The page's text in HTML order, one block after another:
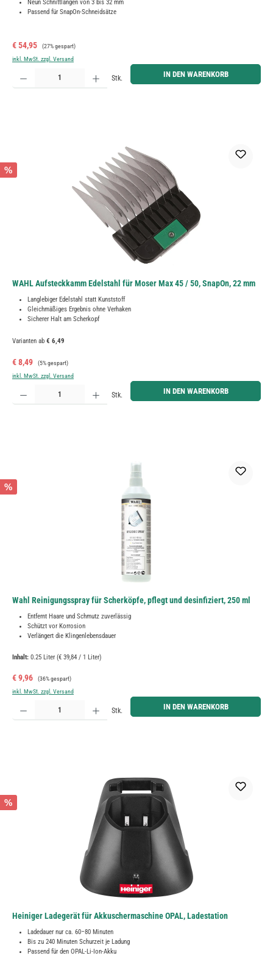
Neun Schnittlängen von 3 bis 32 mm
Passend für SnapOn-Schneidsätze
Verkaufspreis:
€ 54,95 Regulärer Preis:
(27% gespart)
inkl. MwSt. zzgl. Versand
Produkt Anzahl: Gib den gewünschten Wert ein oder benutze die Schaltflächen um die Anzahl zu
Stk. IN DEN WARENKORB
%
WAHL Aufsteckkamm Edelstahl für Moser Max 45 / 50, SnapOn, 22 mm
Langlebiger Edelstahl statt Kunststoff
Gleichmäßiges Ergebnis ohne Verhaken
Sicherer Halt am Scherkopf
Varianten ab € 6,49
Verkaufspreis:
€ 8,49 Regulärer Preis:
(5% gespart)
inkl. MwSt. zzgl. Versand
Produkt Anzahl: Gib den gewünschten Wert ein oder benutze die Schaltflächen um die Anzahl zu
Stk. IN DEN WARENKORB
%
Wahl Reinigungsspray für Scherköpfe, pflegt und desinfiziert, 250 ml
Entfernt Haare und Schmutz zuverlässig
Schützt vor Korrosion
Verlängert die Klingenlebensdauer
Inhalt: 0.25 Liter (€ 39,84 / 1 Liter)
Verkaufspreis:
€ 9,96 Regulärer Preis:
(36% gespart)
inkl. MwSt. zzgl. Versand
Produkt Anzahl: Gib den gewünschten Wert ein oder benutze die Schaltflächen um die Anzahl zu
Stk. IN DEN WARENKORB
%
Heiniger Ladegerät für Akkuschermaschine OPAL, Ladestation
Ladedauer nur ca. 60–80 Minuten
Bis zu 240 Minuten Schurzeit je Ladung
Passend für den OPAL-Li-Ion-Akku